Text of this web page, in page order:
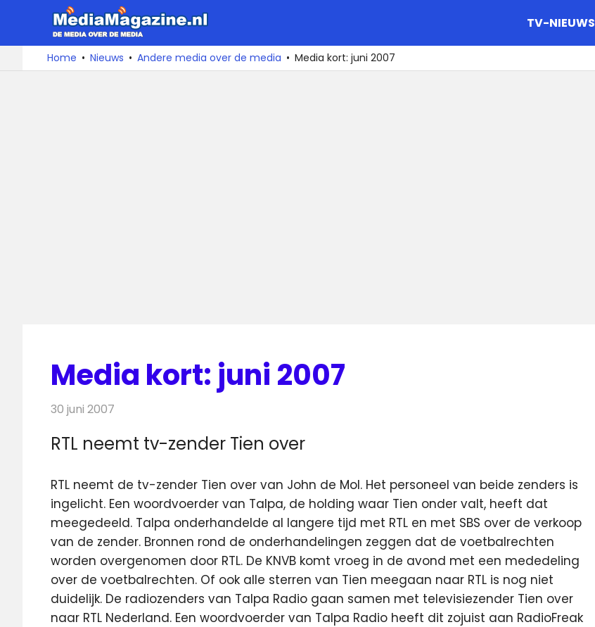
naar
De
media
over
TV-NIEUWS
Home Nieuws Andere media over de media Media kort: juni 2007
Media kort: juni 2007
30 juni 2007
RTL neemt tv-zender Tien over
RTL neemt de tv-zender Tien over van John de Mol. Het personeel van beide zenders is
ingelicht. Een woordvoerder van Talpa, de holding waar Tien onder valt, heeft dat
meegedeeld. Talpa onderhandelde al langere tijd met RTL en met SBS over de verkoop
van de zender. Bronnen rond de onderhandelingen zeggen dat de voetbalrechten
worden overgenomen door RTL. De KNVB komt vroeg in de avond met een mededeling
over de voetbalrechten. Of ook alle sterren van Tien meegaan naar RTL is nog niet
duidelijk. De radiozenders van Talpa Radio gaan samen met televisiezender Tien over
naar RTL Nederland. Een woordvoerder van Talpa Radio heeft dit zojuist aan RadioFreak